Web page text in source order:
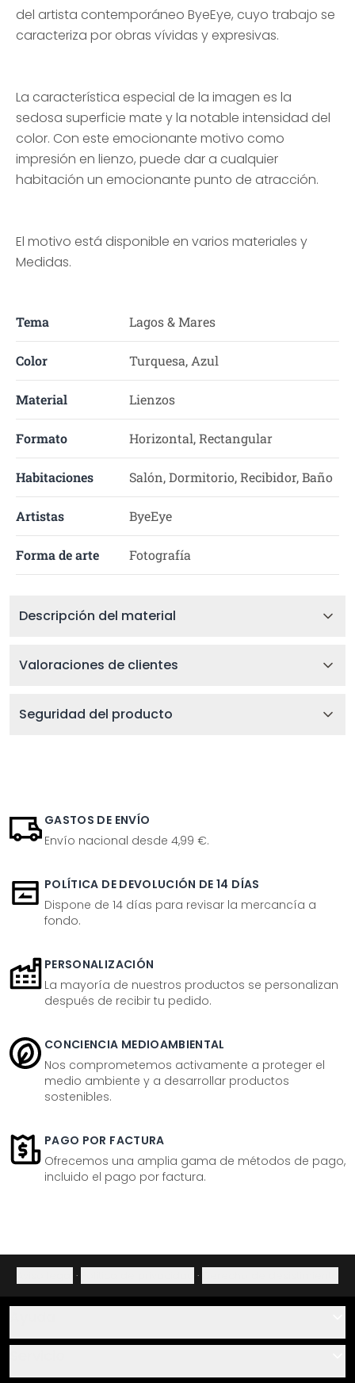
del artista contemporáneo ByeEye, cuyo trabajo se
caracteriza por obras vívidas y expresivas.
La característica especial de la imagen es la
sedosa superficie mate y la notable intensidad del
color. Con este emocionante motivo como
impresión en lienzo, puede dar a cualquier
habitación un emocionante punto de atracción.
El motivo está disponible en varios materiales y
Medidas.
Tema Lagos & Mares
Color Turquesa, Azul
Material Lienzos
Formato Horizontal, Rectangular
Habitaciones Salón, Dormitorio, Recibidor, Baño
Artistas ByeEye
Forma de arte Fotografía
Descripción del material
Valoraciones de clientes
Seguridad del producto
GASTOS DE ENVÍO
Envío nacional desde 4,99 €.
POLÍTICA DE DEVOLUCIÓN DE 14 DÍAS
Dispone de 14 días para revisar la mercancía a
fondo.
PERSONALIZACIÓN
La mayoría de nuestros productos se personalizan
después de recibir tu pedido.
CONCIENCIA MEDIOAMBIENTAL
Nos comprometemos activamente a proteger el
medio ambiente y a desarrollar productos
sostenibles.
PAGO POR FACTURA
Ofrecemos una amplia gama de métodos de pago,
incluido el pago por factura.
· ·
Sobre nosotros